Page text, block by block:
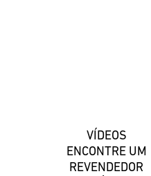
VÍDEOS
ENCONTRE UM
REVENDEDOR